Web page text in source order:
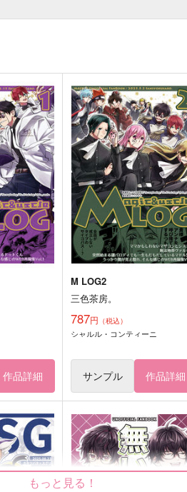
作品詳細
M LOG2
三色茶房。
787円 （税込）
シャルル・コンティーニ
サンプル 作品詳細
もっと見る！